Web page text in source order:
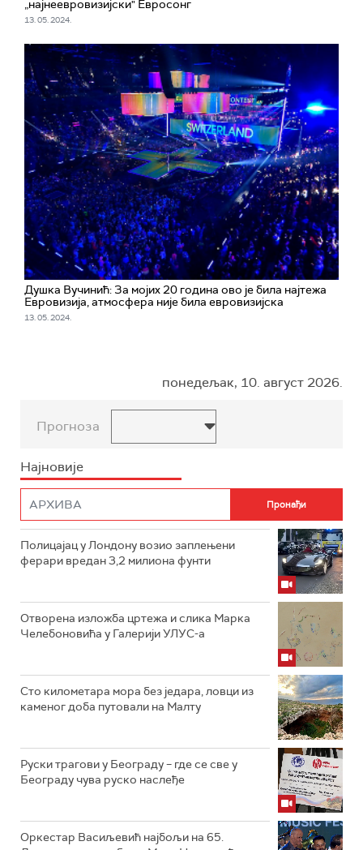
„најнеевровизијски" Евросонг
13. 05. 2024.
Душка Вучинић: За мојих 20 година ово је била најтежа
Евровизија, атмосфера није била евровизијска
13. 05. 2024.
понедељак, 10. август 2026.
Прогноза
Најновије
Полицајац у Лондону возио заплењени
ферари вредан 3,2 милиона фунти
Отворена изложба цртежа и слика Марка
Челебоновића у Галерији УЛУС-а
Сто километара мора без једара, ловци из
каменог доба путовали на Малту
Руски трагови у Београду – где се све у
Београду чува руско наслеђе
Оркестар Васиљевић најбољи на 65.